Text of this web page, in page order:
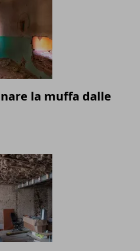
la muffa dalle